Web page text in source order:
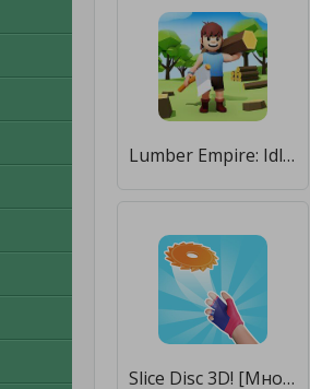
Lumber Empire: Idle Wood Inc [Много монет]
Slice Disc 3D! [Много денег]